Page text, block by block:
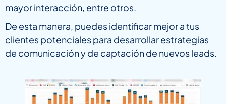
mayor interacción, entre otros.
De esta manera, puedes identificar mejor a tus
clientes potenciales para desarrollar estrategias
de comunicación y de captación de nuevos leads.